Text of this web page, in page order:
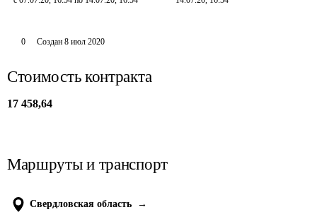
0 Создан 8 июл 2020
Стоимость контракта
17 458,64
Маршруты и транспорт
Свердловская область
→